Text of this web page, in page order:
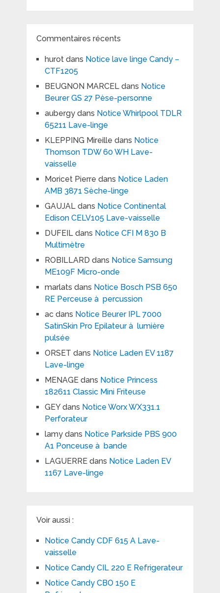
Commentaires récents
hurotdans Notice lave linge Candy –
CTF1205
BEUGNON MARCELdans Notice
Beurer GS 27 Pèse-personne
aubergydans Notice Whirlpool TDLR
65211 Lave-linge
KLEPPING Mireille dans Notice
Thomson TDW 60 WH Lave-
vaisselle
Moricet Pierre dans Notice Laden
AMB 3871 Sèche-linge
GAUJALdans Notice Continental
Edison CELV105 Lave-vaisselle
DUFEILdans Notice CFI M 830 B
Multimètre
ROBILLARD dans Notice Samsung
ME109F Micro-onde
marlats dans Notice Bosch PSB 650
RE Perceuse à percussion
acdans Notice Beurer IPL 7000
SatinSkin Pro Epilateur à lumière
pulsée
ORSET dans Notice Laden EV 1187
Lave-linge
MENAGEdans Notice Princess
182611 Classic Mini Friteuse
GEYdans Notice Worx WX331.1
Perforateur
lamydans Notice Parkside PBS 900
A1 Ponceuse à bande
LAGUERREdans Notice Laden EV
1167 Lave-linge
Voir aussi :
Notice Candy CDF 615 A Lave-
vaisselle
Notice Candy CIL 220 E Refrigerateur
Notice Candy CBO 150 E